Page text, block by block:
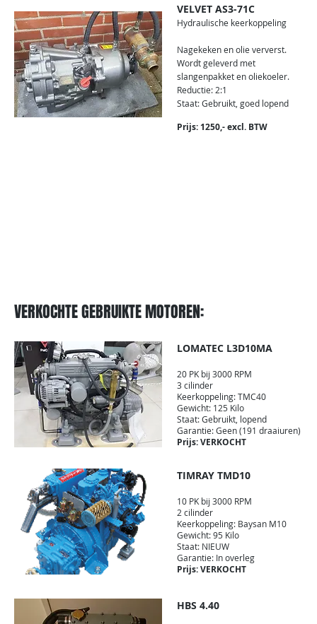
VELVET AS3-71C
Hydraulische keerkoppeling
Nagekeken en olie ververst.
Wordt geleverd met
slangenpakket en oliekoeler.
Reductie: 2:1
Staat: Gebruikt, goed lopend
Prijs: 1250,- excl. BTW
VERKOCHTE GEBRUIKTE MOTOREN:
LOMATEC L3D10MA
20 PK bij 3000 RPM
3 cilinder
Keerkoppeling: TMC40
Gewicht: 125 Kilo
Staat: Gebruikt, lopend
Garantie: Geen (191 draaiuren)
Prijs: VERKOCHT
TIMRAY TMD10
10 PK bij 3000 RPM
2 cilinder
Keerkoppeling: Baysan M10
Gewicht: 95 Kilo
Staat: NIEUW
Garantie: In overleg
Prijs: VERKOCHT
HBS 4.40